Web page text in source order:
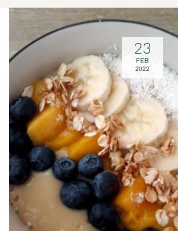
23
FEB
2022